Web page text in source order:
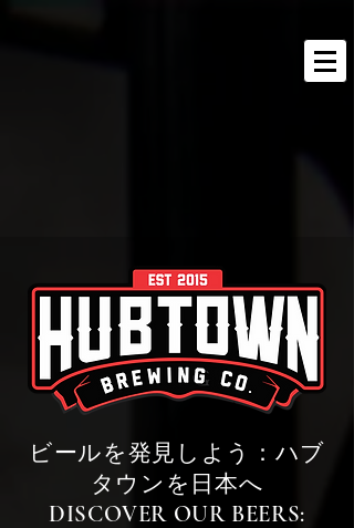
ビールを発見しよう：ハブ
タウンを日本へ
DISCOVER OUR BEERS: